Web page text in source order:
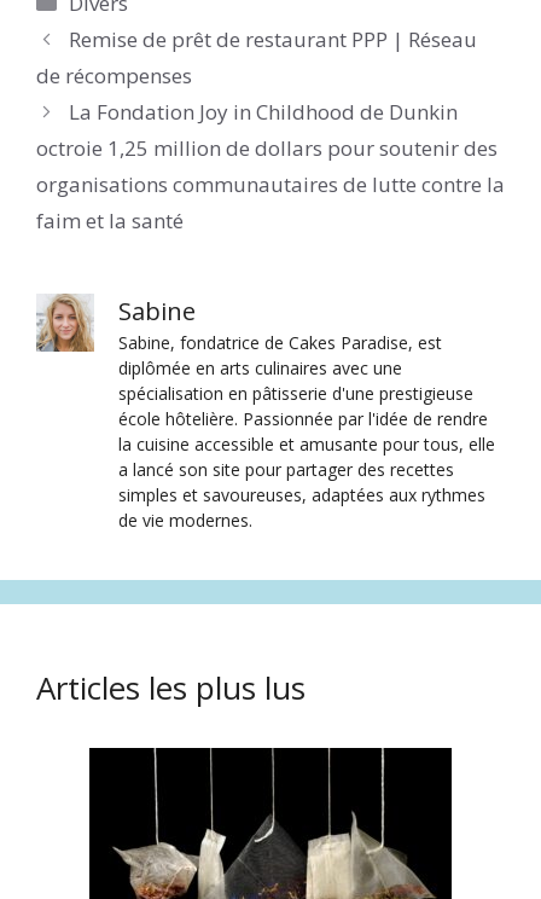
Remise de prêt de restaurant PPP | Réseau
de récompenses
La Fondation Joy in Childhood de Dunkin
octroie 1,25 million de dollars pour soutenir des
organisations communautaires de lutte contre la
faim et la santé
Sabine
Sabine, fondatrice de Cakes Paradise, est
diplômée en arts culinaires avec une
spécialisation en pâtisserie d'une prestigieuse
école hôtelière. Passionnée par l'idée de rendre
la cuisine accessible et amusante pour tous, elle
a lancé son site pour partager des recettes
simples et savoureuses, adaptées aux rythmes
de vie modernes.
Articles les plus lus